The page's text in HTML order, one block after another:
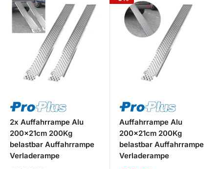
2x Auffahrrampe Alu
200x21cm 200Kg
belastbar Auffahrrampe
Verladerampe
Auffahrrampe Alu
200x21cm 200Kg
belastbar Auffahrrampe
Verladerampe